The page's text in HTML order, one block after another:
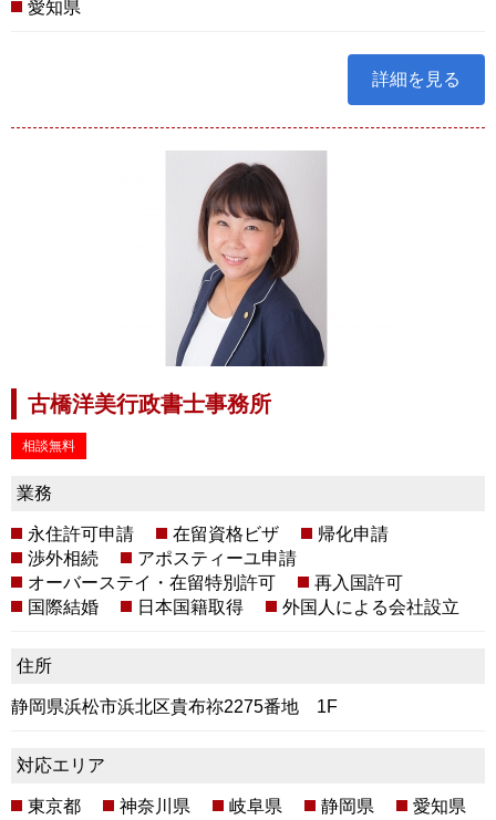
愛知県
詳細を見る
古橋洋美行政書士事務所
相談無料
業務
永住許可申請 在留資格ビザ
帰化申請
渉外相続
アポスティーユ申請
オーバーステイ・在留特別許可
再入国許可
国際結婚
日本国籍取得 外国人による会社設立
住所
静岡県浜松市浜北区貴布祢2275番地 1F
対応エリア
東京都 神奈川県 岐阜県 静岡県
愛知県